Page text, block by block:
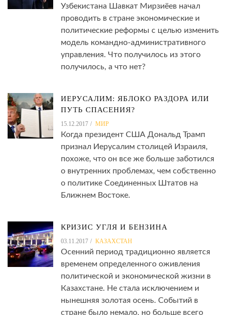
Узбекистана Шавкат Мирзиёев начал
проводить в стране экономические и
политические реформы с целью изменить
модель командно-административного
управления. Что получилось из этого
получилось, а что нет?
ИЕРУСАЛИМ: ЯБЛОКО РАЗДОРА ИЛИ
ПУТЬ СПАСЕНИЯ?
15.12.2017 МИР
Когда президент США Дональд Трамп
признал Иерусалим столицей Израиля,
похоже, что он все же больше заботился
о внутренних проблемах, чем собственно
о политике Соединенных Штатов на
Ближнем Востоке.
КРИЗИС УГЛЯ И БЕНЗИНА
03.11.2017 КАЗАХСТАН
Осенний период традиционно является
временем определенного оживления
политической и экономической жизни в
Казахстане. Не стала исключением и
нынешняя золотая осень. Событий в
стране было немало, но больше всего